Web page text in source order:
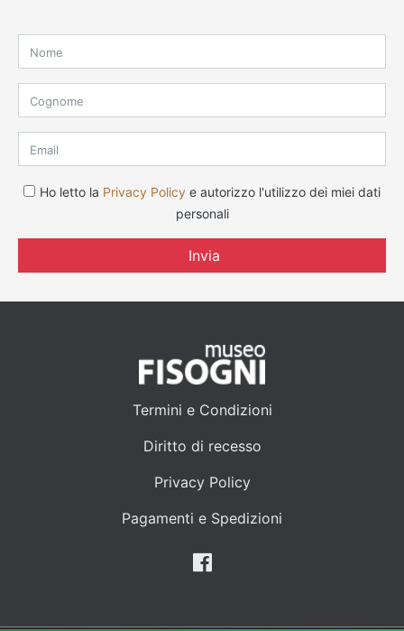
Ho letto la Privacy Policy e autorizzo l'utilizzo dei miei dati
personali
Invia
Termini e Condizioni
Diritto di recesso
Privacy Policy
Pagamenti e Spedizioni